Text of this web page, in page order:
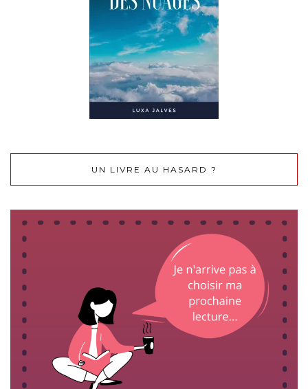
UN LIVRE AU HASARD ?